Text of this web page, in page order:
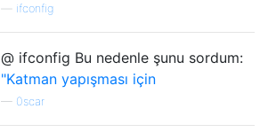
ifconfig
@ ifconfig Bu nedenle şunu sordum:
"Katman yapışması için
— 0scar